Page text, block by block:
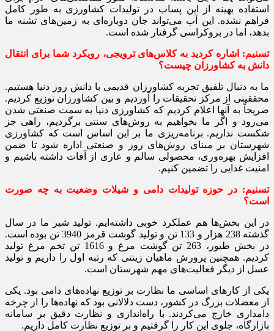
استفاده بهینه از این پساب در تولیدات کشاورزی به طور کامل
فراهم نشده. این آب می‌تواند جان دوباره‌ای به زمین‌های تشنه ما
بدهد، اما در بروکراسی گرفتار شده است.
تسنیم:‌ اشاره کردید به کلاس‌های ترویجی، رویکرد شما برای انتقال
دانش به کشاورزان چیست؟
ما به دنبال تلفیق تجربه کشاورزان قدیمی با دانش روز دنیا هستیم.
محققینی از مرکز تحقیقات را آوردیم و بین کشاورزان توزیع کردیم.
صریحاً به آنها اعلام کردیم که کشاورزی دنیا به سمت صنعتی شدن
می‌رود و اگر ما بخواهیم به روش‌های سنتی برگردیم، راهی جز
شکست نداریم. برنامه‌ریزی ما بر این اساس است که کشاورزی
شهرستان بر مبنای روش‌های روز و صنعتی اداره شود تا ضمن
افزایش بهره‌وری، محصولی سالم و عاری از آفات داشته باشیم و
امنیت غذایی را تضمین کنیم.
تسنیم:‌ در حوزه تولیدات دامی و شیلات وضعیت به چه صورت
است؟
در این بخش‌ها هم عملکرد خوبی داشته‌ایم. تولید شیر ما در سال
گذشته 238 هزار و 133 تن و تولید گوشت قرمز 3940 تن بوده است.
در بخش طیور، 263 تن گوشت مرغ و 1616 تن تخم مرغ تولید
کردیم. همچنین پرورش ماهیان زینتی که رتبه اول را داریم و تولید
عسل از دیگر فعالیت‌های مهم شهرستان است.
یکی از کارهای اساسی ما نظارت بر توزیع نهاده‌های دامی بود. یکی
از معضلات بزرگ در کشور، دست دلالانی بود که نهاده‌ها را از چرخه
دامداری خارج می‌کردند. با راه‌اندازی و نظارت دقیق بر سامانه
بازارگاه، جلوی این کار را گرفتیم و بر توزیع نظارت کامل داریم.